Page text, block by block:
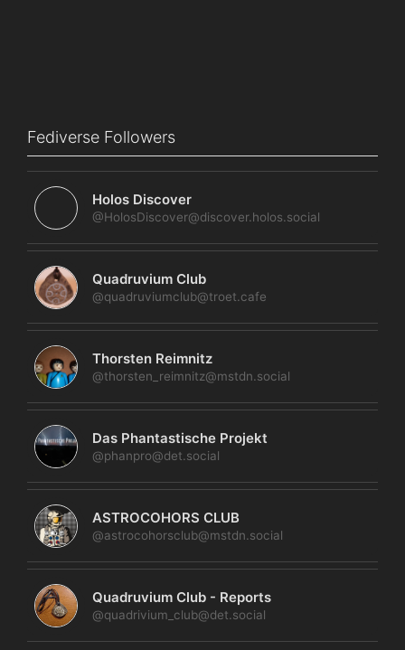
Fediverse Followers
Holos Discover
@HolosDiscover@discover.holos.social
Quadruvium Club
@quadruviumclub@troet.cafe
Thorsten Reimnitz
@thorsten_reimnitz@mstdn.social
Das Phantastische Projekt
@phanpro@det.social
ASTROCOHORS CLUB
@astrocohorsclub@mstdn.social
Quadruvium Club - Reports
@quadrivium_club@det.social